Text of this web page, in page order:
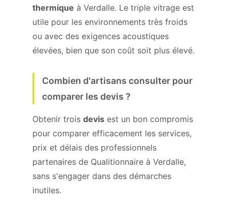
thermique à Verdalle. Le triple vitrage est
utile pour les environnements très froids
ou avec des exigences acoustiques
élevées, bien que son coût soit plus élevé.
Combien d'artisans consulter pour
comparer les devis ?
Obtenir trois devis est un bon compromis
pour comparer efficacement les services,
prix et délais des professionnels
partenaires de Qualitionnaire à Verdalle,
sans s'engager dans des démarches
inutiles.